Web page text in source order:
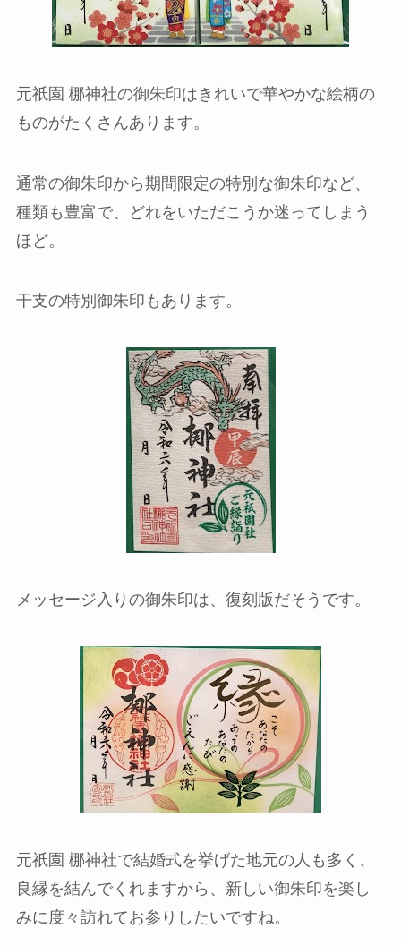
元祇園 梛神社の御朱印はきれいで華やかな絵柄の
ものがたくさんあります。
通常の御朱印から期間限定の特別な御朱印など、
種類も豊富で、どれをいただこうか迷ってしまう
ほど。
干支の特別御朱印もあります。
メッセージ入りの御朱印は、復刻版だそうです。
元祇園 梛神社で結婚式を挙げた地元の人も多く、
良縁を結んでくれますから、新しい御朱印を楽し
みに度々訪れてお参りしたいですね。